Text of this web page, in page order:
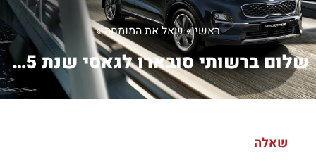
ראשי»שאל את המומחה»
שלום ברשותי סובארו לגאסי שנת 2005 אוט...
שאלה